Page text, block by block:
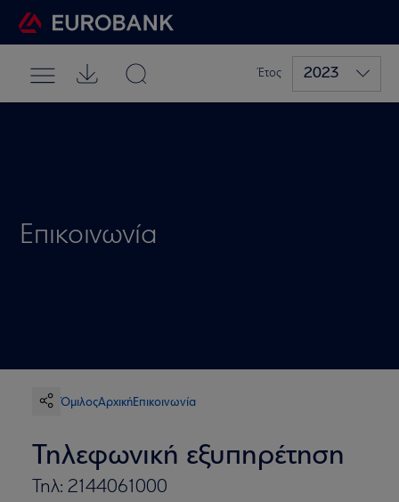
Έτος 2023
Επικοινωνία
ΌμιλοςΑρχικήΕπικοινωνία
Τηλεφωνική εξυπηρέτηση
Τηλ: 2144061000